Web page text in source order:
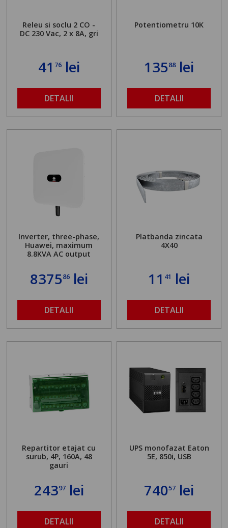
Releu si soclu 2 CO -
DC 230 Vac, 2 x 8A, gri
41 76lei
DETALII
Potentiometru 10K
13588lei
DETALII
Inverter, three-phase,
Huawei, maximum
8.8KVA AC output
837586lei
DETALII
Platbanda zincata
4X40
11 41 lei
DETALII
Repartitor etajat cu
surub, 4P, 160A, 48
gauri
24397lei
DETALII
UPS monofazat Eaton
5E, 850i, USB
74057 lei
DETALII